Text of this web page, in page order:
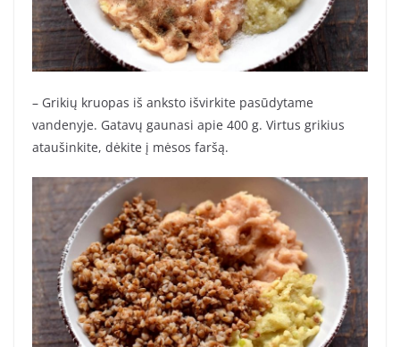
– Grikių kruopas iš anksto išvirkite pasūdytame
vandenyje. Gatavų gaunasi apie 400 g. Virtus grikius
ataušinkite, dėkite į mėsos faršą.